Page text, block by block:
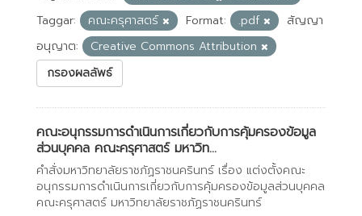
Taggar:
คณะครุศาสตร์ Format: .pdf
สัญญา
อนุญาต:
Creative Commons Attribution
กรองผลลัพธ์
คณะอนุกรรมการดำเนินการเกี่ยวกับการคุ้มครองข้อมูล
ส่วนบุคคล คณะครุศาสตร์ มหาวิท...
คำสั่งมหาวิทยาลัยราชภัฏราชนครินทร์ เรื่อง แต่งตั้งคณะ
อนุกรรมการดำเนินการเกี่ยวกับการคุ้มครองข้อมูลส่วนบุคคล
คณะครุศาสตร์ มหาวิทยาลัยราชภัฏราชนครินทร์